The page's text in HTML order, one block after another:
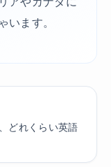
います。
どれくらい英語